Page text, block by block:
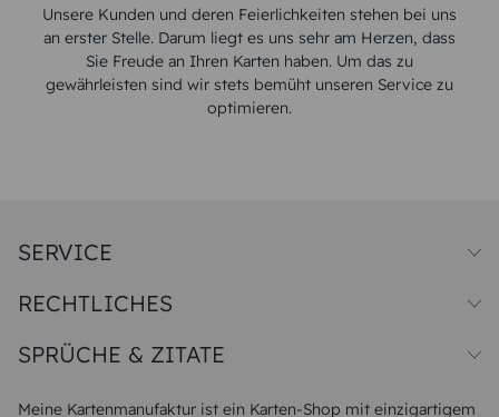
Unsere Kunden und deren Feierlichkeiten stehen bei uns
an erster Stelle. Darum liegt es uns sehr am Herzen, dass
Sie Freude an Ihren Karten haben. Um das zu
gewährleisten sind wir stets bemüht unseren Service zu
optimieren.
Meine Kartenmanufaktur ist ein Karten-Shop mit einzigartigem
SERVICE
Papiersorten
Unsere Produktion
Magazin
FAQ
RECHTLICHES
Widerrufsbelehrung
SPRÜCHE & ZITATE
Liebeskummer Sprüche